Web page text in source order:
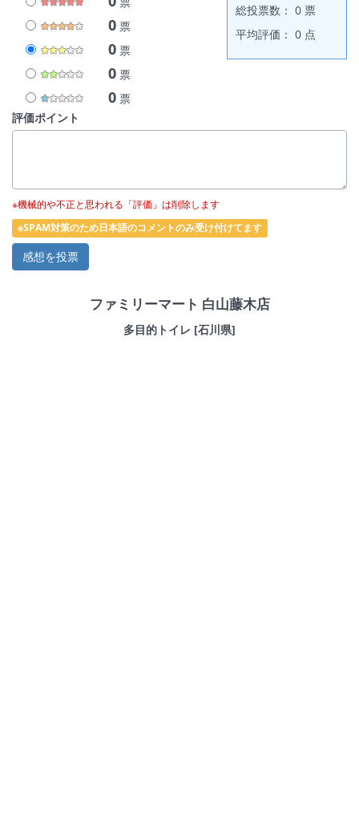
0 票
0 票
0 票
0 票
総投票数： 0 票
平均評価： 0 点
評価ポイント
※機械的や不正と思われる「評価」は削除します
※SPAM対策のため日本語のコメントのみ受け付けてます
ファミリーマート 白山藤木店
多目的トイレ [石川県]